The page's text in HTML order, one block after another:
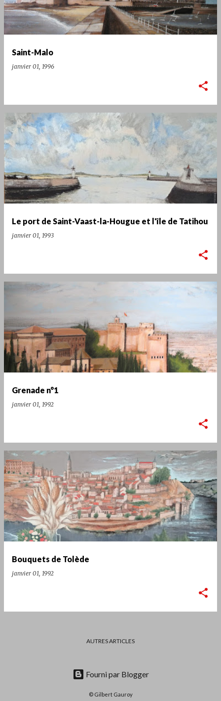
Saint-Malo
janvier 01, 1996
Le port de Saint-Vaast-la-Hougue et l'île de Tatihou
janvier 01, 1993
Grenade n°1
janvier 01, 1992
Bouquets de Tolède
janvier 01, 1992
AUTRES ARTICLES
Fourni par Blogger
© Gilbert Gauroy